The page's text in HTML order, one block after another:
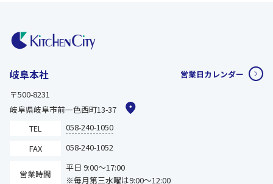
岐阜本社
〒500-8231
岐阜県岐阜市前一色西町13-37
TEL
058-240-1050
FAX
058-240-1052
営業時間
平日 9:00～17:00
※毎月第三水曜は9:00～12:00
営業日カレンダー